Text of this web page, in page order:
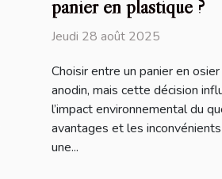
panier en plastique ?
Jeudi 28 août 2025
Choisir entre un panier en
anodin, mais cette décision
l’impact environnemental du
avantages et les
une...